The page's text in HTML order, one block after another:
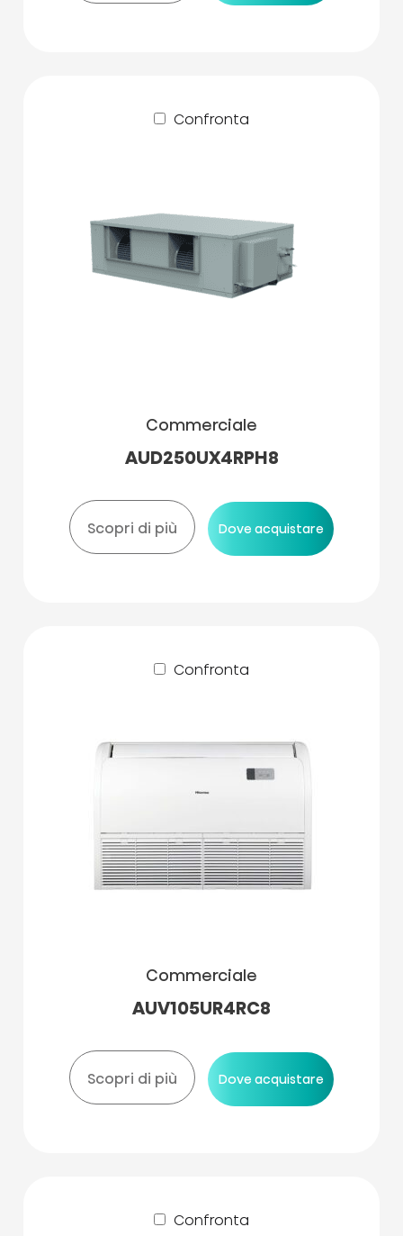
Confronta
Commerciale
AUD250UX4RPH8
Scopri di più Dove acquistare
Confronta
Commerciale
AUV105UR4RC8
Scopri di più Dove acquistare
Confronta